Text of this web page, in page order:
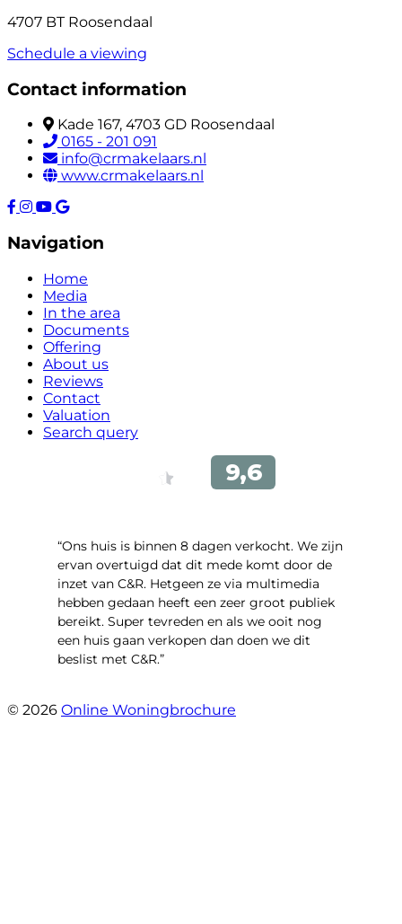
4707 BT Roosendaal
Schedule a viewing
Contact information
Kade 167, 4703 GD Roosendaal
0165 - 201 091
info@crmakelaars.nl
www.crmakelaars.nl
Navigation
Home
Media
In the area
Documents
Offering
About us
Reviews
Contact
Valuation
Search query
“Ons huis is binnen 8 dagen verkocht. We zijn
ervan overtuigd dat dit mede komt door de
inzet van C&R. Hetgeen ze via multimedia
hebben gedaan heeft een zeer groot publiek
bereikt. Super tevreden en als we ooit nog
een huis gaan verkopen dan doen we dit
beslist met C&R.”
© 2026 Online Woningbrochure